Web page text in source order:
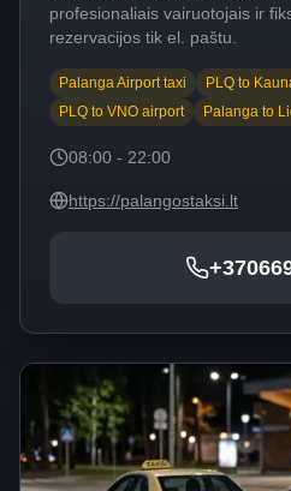
profesionaliais vairuotojais ir
rezervacijos tik el. paštu.
Palanga Airport taxi
PLQ to
PLQ to VNO airport
Palanga to
08:00 - 22:00
https://palangostaksi.lt